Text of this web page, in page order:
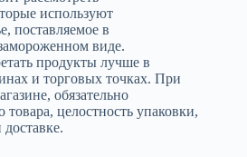
используют
поставляемое в
виде.
продукты лучше в
и торговых точках. При
обязательно
товара, целостность упаковки,